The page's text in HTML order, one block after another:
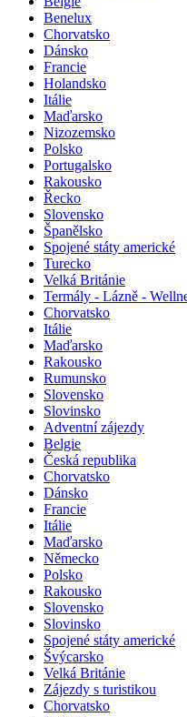
Benelux
Chorvatsko
Dánsko
Francie
Holandsko
Itálie
Maďarsko
Nizozemsko
Polsko
Portugalsko
Rakousko
Řecko
Slovensko
Španělsko
Spojené státy americké
Turecko
Velká Británie
Termály - Lázně -
Chorvatsko
Itálie
Maďarsko
Rakousko
Rumunsko
Slovensko
Slovinsko
Adventní zájezdy
Belgie
Česká republika
Chorvatsko
Dánsko
Francie
Itálie
Maďarsko
Německo
Polsko
Rakousko
Slovensko
Slovinsko
Spojené státy americké
Švýcarsko
Velká Británie
Zájezdy s turistikou
Chorvatsko